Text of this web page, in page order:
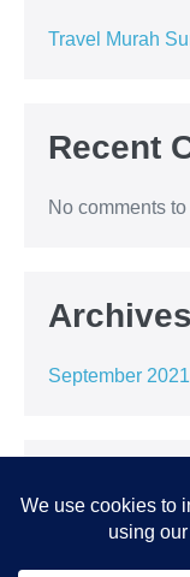
Travel Murah
Recent
No comments to
Archives
September 2021
Uncategorized